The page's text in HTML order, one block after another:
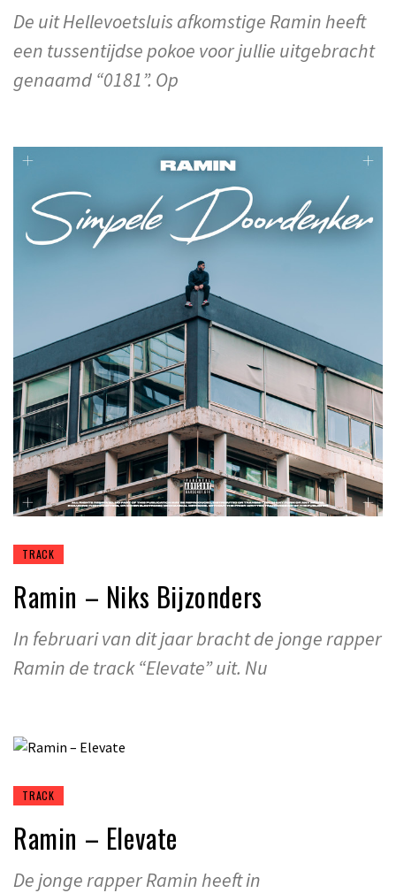
De uit Hellevoetsluis afkomstige Ramin heeft
een tussentijdse pokoe voor jullie uitgebracht
genaamd “0181”. Op
TRACK
Ramin – Niks Bijzonders
In februari van dit jaar bracht de jonge rapper
Ramin de track “Elevate” uit. Nu
TRACK
Ramin – Elevate
De jonge rapper Ramin heeft in